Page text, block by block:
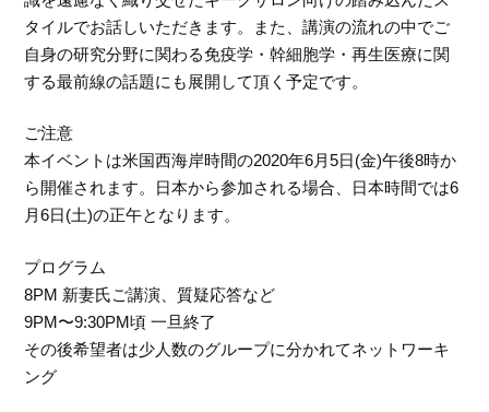
タイルでお話しいただきます。また、講演の流れの中でご
自身の研究分野に関わる免疫学・幹細胞学・再生医療に関
する最前線の話題にも展開して頂く予定です。
ご注意
本イベントは米国西海岸時間の2020年6月5日(金)午後8時か
ら開催されます。日本から参加される場合、日本時間では6
月6日(土)の正午となります。
プログラム
8PM 新妻氏ご講演、質疑応答など
9PM〜9:30PM頃 一旦終了
その後希望者は少人数のグループに分かれてネットワーキ
ング